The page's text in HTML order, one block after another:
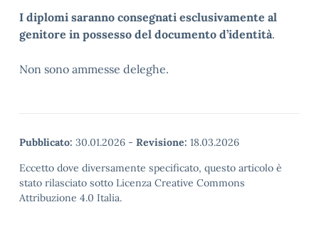
I diplomi saranno consegnati esclusivamente al
genitore in possesso del documento d’identità.
Non sono ammesse deleghe.
Pubblicato: 30.01.2026 - Revisione: 18.03.2026
Eccetto dove diversamente specificato, questo articolo è
stato rilasciato sotto Licenza Creative Commons
Attribuzione 4.0 Italia.